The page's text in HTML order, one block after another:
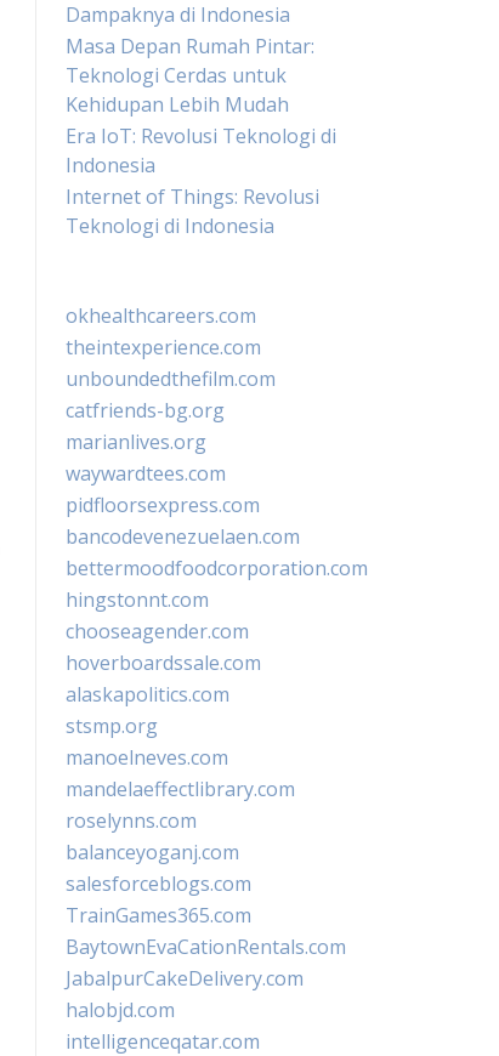
Dampaknya di Indonesia
Masa Depan Rumah Pintar:
Teknologi Cerdas untuk
Kehidupan Lebih Mudah
Era IoT: Revolusi Teknologi di
Indonesia
Internet of Things: Revolusi
Teknologi di Indonesia
okhealthcareers.com
theintexperience.com
unboundedthefilm.com
catfriends-bg.org
marianlives.org
waywardtees.com
pidfloorsexpress.com
bancodevenezuelaen.com
bettermoodfoodcorporation.com
hingstonnt.com
chooseagender.com
hoverboardssale.com
alaskapolitics.com
stsmp.org
manoelneves.com
mandelaeffectlibrary.com
roselynns.com
balanceyoganj.com
salesforceblogs.com
TrainGames365.com
BaytownEvaCationRentals.com
JabalpurCakeDelivery.com
halobjd.com
intelligenceqatar.com